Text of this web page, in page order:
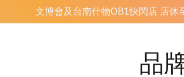
文博會及台南什物OB1快閃店 店休
品